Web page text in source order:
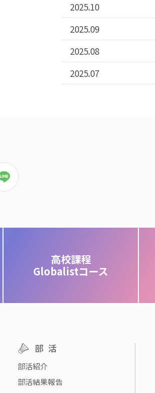
2025.10
2025.09
2025.08
2025.07
高校課程
Globalistコース
部活
部活紹介
部活結果報告